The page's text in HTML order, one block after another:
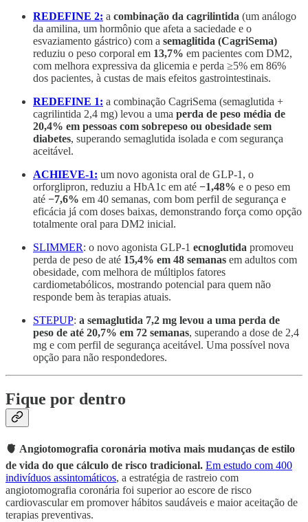
REDEFINE 2: a combinação da cagrilintida (um análogo
da amilina, um hormônio que afeta a saciedade e o
esvaziamento gástrico) com a semaglitida (CagriSema)
reduziu o peso corporal em 13,7% em pacientes com DM2,
com melhora expressiva da glicemia e perda ≥5% em 86%
dos pacientes, à custas de mais efeitos gastrointestinais.
REDEFINE 1: a combinação CagriSema (semaglutida +
cagrilintida 2,4 mg) levou a uma perda de peso média de
20,4% em pessoas com sobrepeso ou obesidade sem
diabetes, superando semaglutida isolada e com segurança
aceitável.
ACHIEVE-1: um novo agonista oral de GLP-1, o
orforglipron, reduziu a HbA1c em até −1,48% e o peso em
até −7,6% em 40 semanas, com bom perfil de segurança e
eficácia já com doses baixas, demonstrando força como opção
totalmente oral para DM2 inicial.
SLIMMER: o novo agonista GLP-1 ecnoglutida promoveu
perda de peso de até 15,4% em 48 semanas em adultos com
obesidade, com melhora de múltiplos fatores
cardiometabólicos, mostrando potencial para quem não
responde bem às terapias atuais.
STEPUP: a semaglutida 7,2 mg levou a uma perda de
peso de até 20,7% em 72 semanas, superando a dose de 2,4
mg e com perfil de segurança aceitável. Uma possível nova
opção para não respondedores.
Fique por dentro
🫀 Angiotomografia coronária motiva mais mudanças de estilo
de vida do que cálculo de risco tradicional. Em estudo com 400
indivíduos assintomáticos, a estratégia de rastreio com
angiotomografia coronária foi superior ao escore de risco
cardiovascular em promover hábitos saudáveis e maior aceitação de
terapias preventivas.